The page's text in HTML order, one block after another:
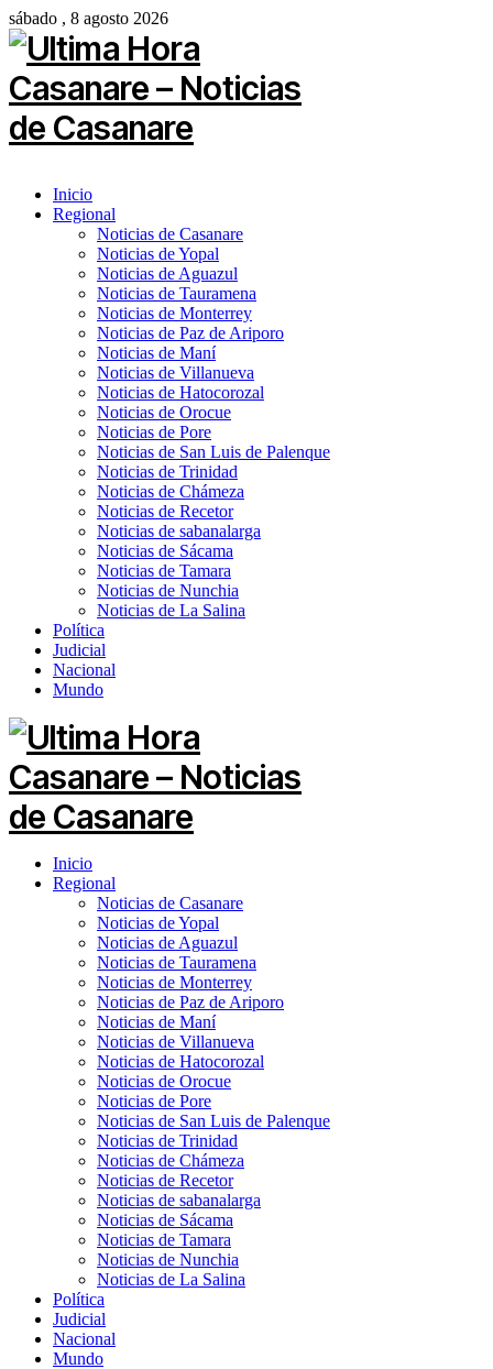
sábado , 8 agosto 2026
Inicio
Regional
Noticias de Casanare
Noticias de Yopal
Noticias de Aguazul
Noticias de Tauramena
Noticias de Monterrey
Noticias de Paz de Ariporo
Noticias de Maní
Noticias de Villanueva
Noticias de Hatocorozal
Noticias de Orocue
Noticias de Pore
Noticias de San Luis de Palenque
Noticias de Trinidad
Noticias de Chámeza
Noticias de Recetor
Noticias de sabanalarga
Noticias de Sácama
Noticias de Tamara
Noticias de Nunchia
Noticias de La Salina
Política
Judicial
Nacional
Mundo
Inicio
Regional
Noticias de Casanare
Noticias de Yopal
Noticias de Aguazul
Noticias de Tauramena
Noticias de Monterrey
Noticias de Paz de Ariporo
Noticias de Maní
Noticias de Villanueva
Noticias de Hatocorozal
Noticias de Orocue
Noticias de Pore
Noticias de San Luis de Palenque
Noticias de Trinidad
Noticias de Chámeza
Noticias de Recetor
Noticias de sabanalarga
Noticias de Sácama
Noticias de Tamara
Noticias de Nunchia
Noticias de La Salina
Política
Judicial
Nacional
Mundo